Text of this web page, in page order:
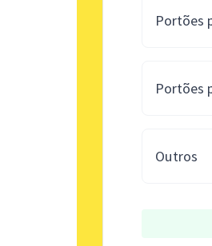
Portões
Portões
Outros